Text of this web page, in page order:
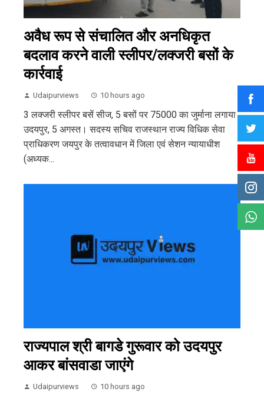
अवैध रूप से संचालित और अनधिकृत
बदलाव करने वाली स्लीपर/लक्जरी बसों के
कार्रवाई
Udaipurviews 10 hours ago
3 लक्जरी स्लीपर बसें सीज, 5 बसों पर 75000 का जुर्माना लगाया
उदयपुर, 5 अगस्त। सदस्य सचिव राजस्थान राज्य विधिक सेवा
प्राधिकरण जयपुर के तत्वावधान में जिला एवं सेशन न्यायाधीश
(अध्यक...
राज्यपाल श्री बागडे गुरूवार को उदयपुर
आकर बांसवाडा जाएंगे
Udaipurviews 10 hours ago